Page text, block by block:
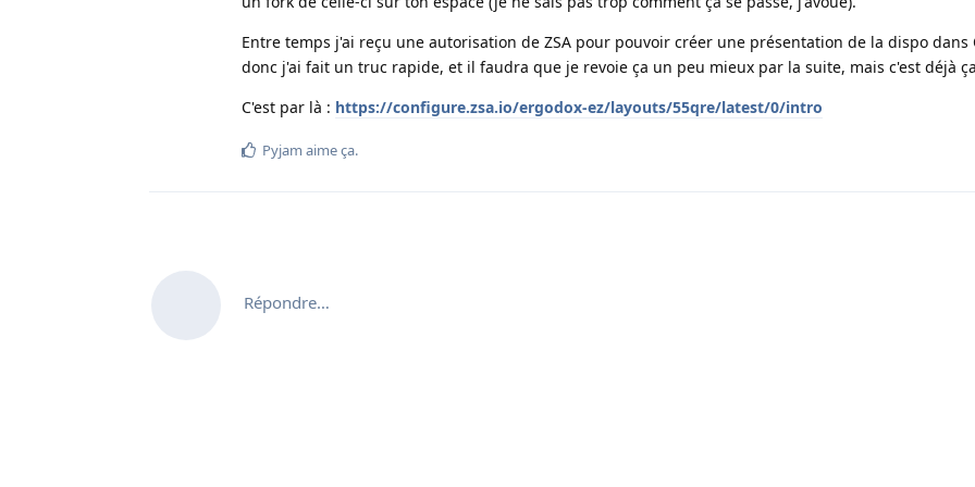
Entre temps j'ai reçu une autorisation de ZSA pour pouvoir créer une présentation de la dispo dans
donc j'ai fait un truc rapide, et il faudra que je revoie ça un peu mieux par la suite, mais c'est déjà
C'est par là : https://configure.zsa.io/ergodox-ez/layouts/55qre/latest/0/intro
Pyjam aime ça.
Répondre…